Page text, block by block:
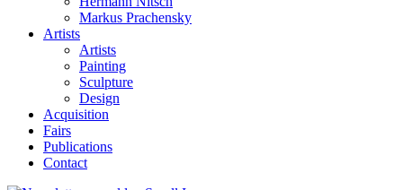
Markus Prachensky
Artists
Artists
Painting
Sculpture
Design
Acquisition
Fairs
Publications
Contact